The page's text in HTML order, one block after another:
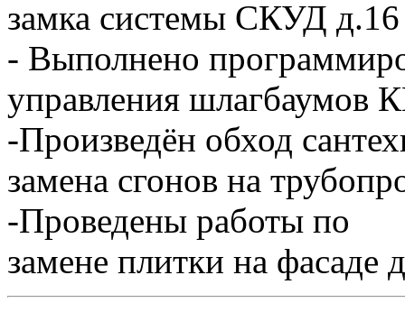
замка системы СКУД д.16
- Выполнено
управления шлагбаумов
-Произведён обход
замена сгонов на
-Проведены работы по
замене плитки на фасаде